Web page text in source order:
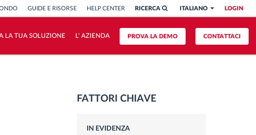
LOGIN
ITALIANO
RICERCA
GUIDE E RISORSE HELP CENTER
CONTATTACI
PROVA LA DEMO
LA TUA SOLUZIONE L' AZIENDA
FATTORI CHIAVE
IN EVIDENZA